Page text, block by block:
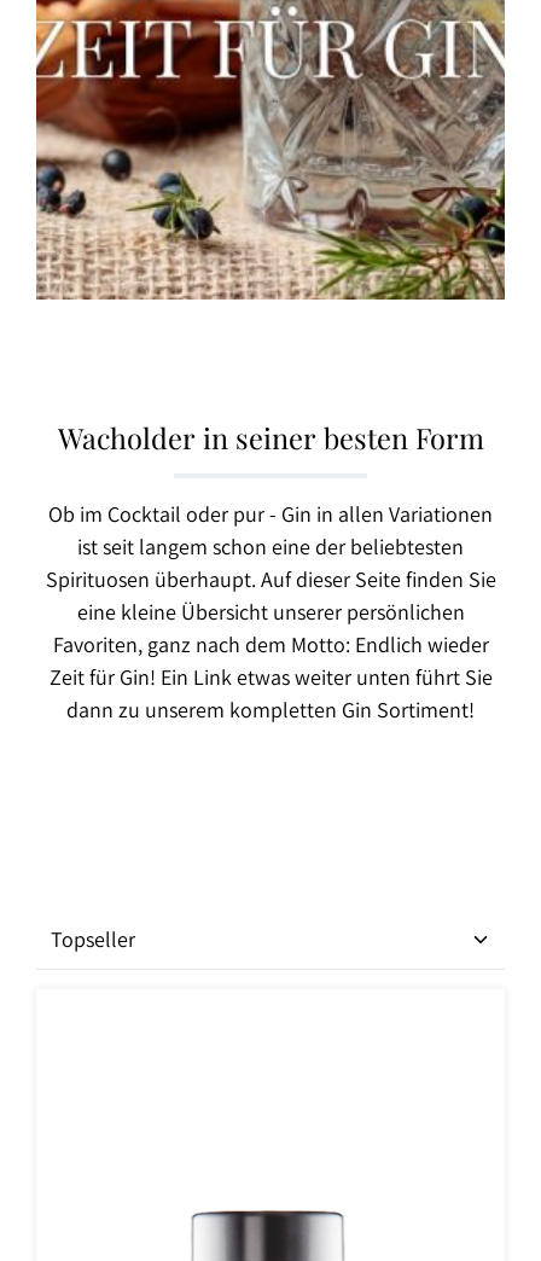
Wacholder in seiner besten Form
Ob im Cocktail oder pur - Gin in allen Variationen
ist seit langem schon eine der beliebtesten
Spirituosen überhaupt. Auf dieser Seite finden Sie
eine kleine Übersicht unserer persönlichen
Favoriten, ganz nach dem Motto: Endlich wieder
Zeit für Gin! Ein Link etwas weiter unten führt Sie
dann zu unserem kompletten Gin Sortiment!